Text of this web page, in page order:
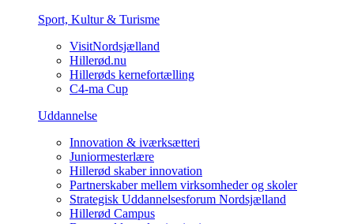
Sport, Kultur & Turisme
VisitNordsjælland
Hillerød.nu
Hillerøds kernefortælling
C4-ma Cup
Uddannelse
Innovation & iværksætteri
Juniormesterlære
Hillerød skaber innovation
Partnerskaber mellem virksomheder og skoler
Strategisk Uddannelsesforum Nordsjælland
Hillerød Campus